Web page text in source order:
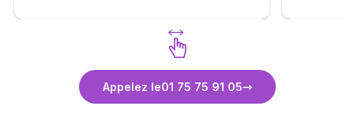
Découvrez Pascal
Appelez le01 75 75 91 05